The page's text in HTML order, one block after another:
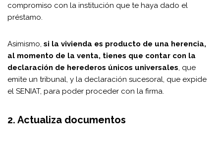
compromiso con la institución que te haya dado el
préstamo.
Asimismo, si la vivienda es producto de una herencia,
al momento de la venta, tienes que contar con la
declaración de herederos únicos universales , que
emite un tribunal, y la declaración sucesoral, que expide
el SENIAT, para poder proceder con la firma.
2. Actualiza documentos